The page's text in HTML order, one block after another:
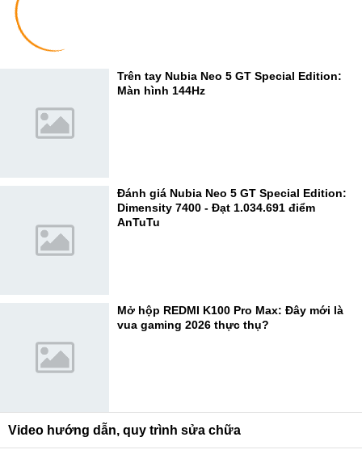
Trên tay Nubia Neo 5 GT Special Edition:
Màn hình 144Hz
Đánh giá Nubia Neo 5 GT Special Edition:
Dimensity 7400 - Đạt 1.034.691 điểm
AnTuTu
Mở hộp REDMI K100 Pro Max: Đây mới là
vua gaming 2026 thực thụ?
Video hướng dẫn, quy trình sửa chữa